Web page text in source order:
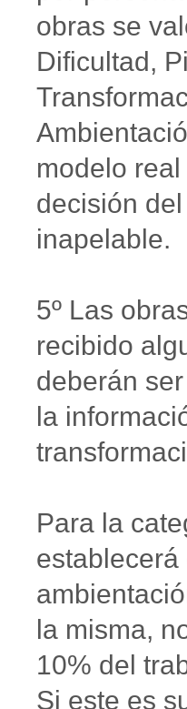
obras se
Dificultad,
modelo
decisión
inapelable.
5º Las
recibido
deberán
la
Para la
establecerá
la misma,
10% del
Si este es